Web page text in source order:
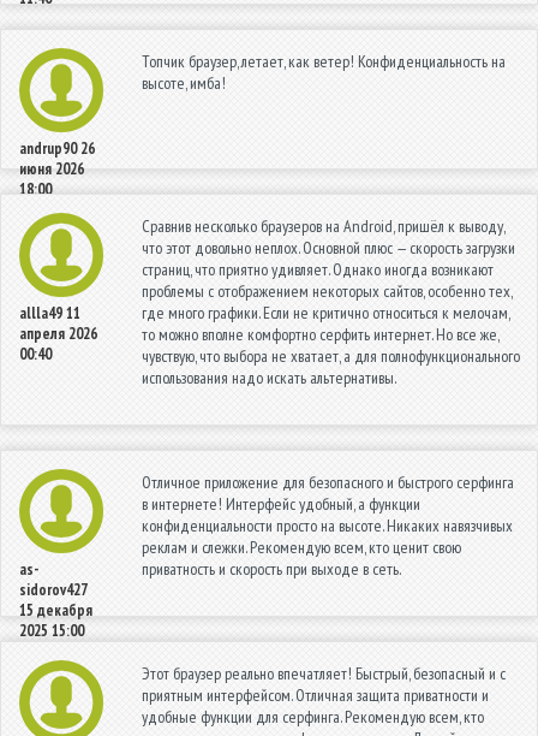
andrup90 26
июня 2026
18:00
Топчик браузер, летает, как ветер! Конфиденциальность на
высоте, имба!
allla4911
апреля 2026
00:40
Сравнив несколько браузеров на Android, пришёл к выводу,
что этот довольно неплох. Основной плюс — скорость загрузки
страниц, что приятно удивляет. Однако иногда возникают
проблемы с отображением некоторых сайтов, особенно тех,
где много графики. Если не критично относиться к мелочам,
то можно вполне комфортно серфить интернет. Но все же,
чувствую, что выбора не хватает, а для полнофункционального
использования надо искать альтернативы.
as-
sidorov427
15 декабря
2025 15:00
Отличное приложение для безопасного и быстрого серфинга
в интернете! Интерфейс удобный, а функции
конфиденциальности просто на высоте. Никаких навязчивых
реклам и слежки. Рекомендую всем, кто ценит свою
приватность и скорость при выходе в сеть.
Этот браузер реально впечатляет! Быстрый, безопасный и с
приятным интерфейсом. Отличная защита приватности и
удобные функции для серфинга. Рекомендую всем, кто